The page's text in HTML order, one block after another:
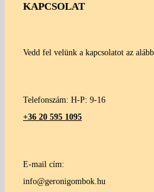
KAPCSOLAT
Vedd fel velünk a kapcsolatot az
Telefonszám: H-P: 9-16
+36 20 595 1095
E-mail cím:
info@geronigombok.hu